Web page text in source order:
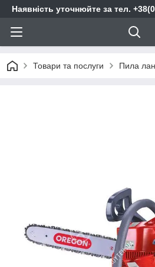
Наявність уточнюйте за тел.
Товари та послуги Пила